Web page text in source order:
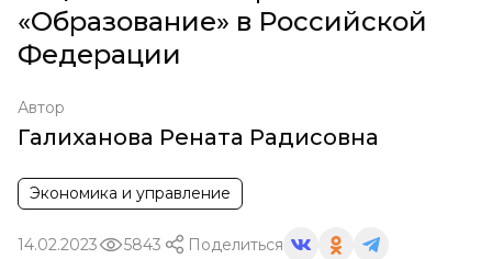
«Образование» в Российской
Федерации
Автор
Галиханова Рената Радисовна
Экономика и управление
14.02.2023 5843 Поделиться